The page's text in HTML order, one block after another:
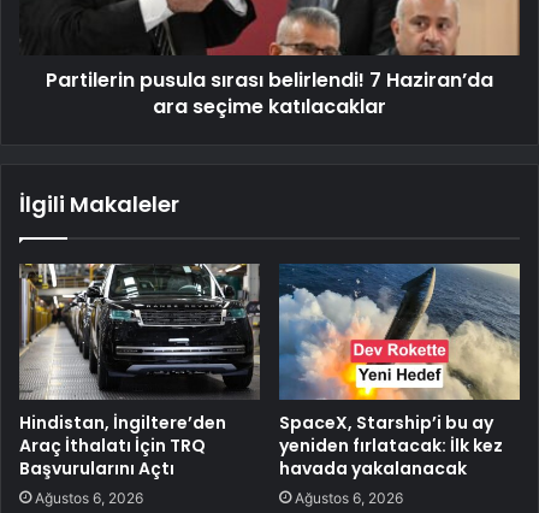
Partilerin pusula sırası belirlendi! 7 Haziran’da
ara seçime katılacaklar
İlgili Makaleler
Hindistan, İngiltere’den
Araç İthalatı İçin TRQ
Başvurularını Açtı
Ağustos 6, 2026
SpaceX, Starship’i bu ay
yeniden fırlatacak: İlk kez
havada yakalanacak
Ağustos 6, 2026